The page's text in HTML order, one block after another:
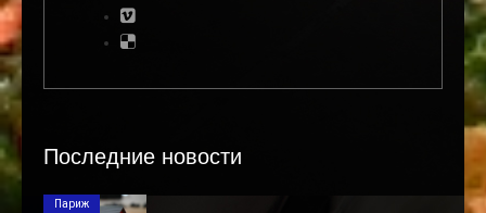
Последние новости
Париж